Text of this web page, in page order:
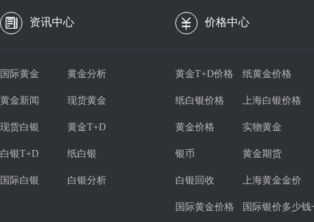
资讯中心 价格中心
国际黄金 黄金分析
黄金新闻 现货黄金
现货白银 黄金T+D
白银T+D 纸白银
国际白银 白银分析
黄金T+D价格 纸黄金价格
纸白银价格 上海白银价格
黄金价格 实物黄金
银币 黄金期货
白银回收 上海黄金金价
国际黄金价格 国际银价多少钱